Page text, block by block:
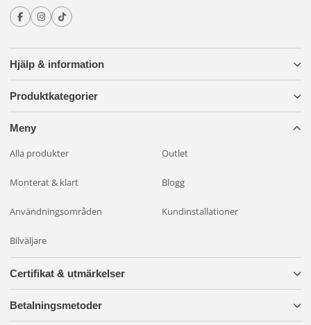
Hjälp & information
Produktkategorier
Meny
Alla produkter Outlet
Monterat & klart Blogg
Användningsområden Kundinstallationer
Bilväljare
Certifikat & utmärkelser
Betalningsmetoder